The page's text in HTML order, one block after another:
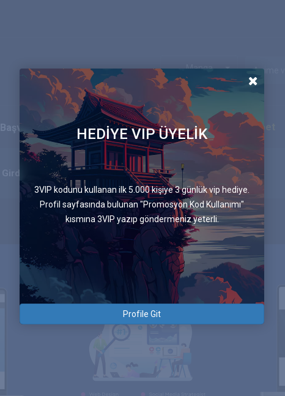
Manga
Başvurular Ekip Blog İletişim Canlı Sohbet
91.Bölüm Gerçek Güç
HEDİYE VIP ÜYELİK
3VIP kodunu kullanan ilk 5.000 kişiye 3 günlük vip hediye.
Profil sayfasında bulunan "Promosyon Kod Kullanımı"
kısmına 3VIP yazıp göndermeniz yeterli.
Profile Git